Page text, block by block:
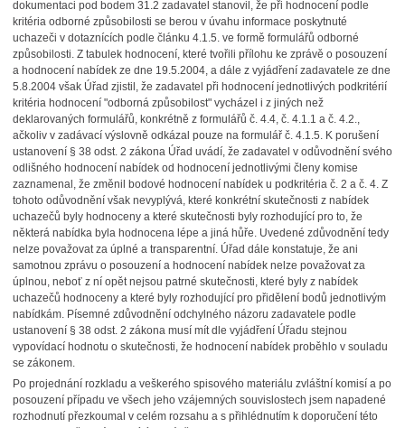
dokumentaci pod bodem 31.2 zadavatel stanovil, že při hodnocení podle
kritéria odborné způsobilosti se berou v úvahu informace poskytnuté
uchazeči v dotaznících podle článku 4.1.5. ve formě formulářů odborné
způsobilosti. Z tabulek hodnocení, které tvořili přílohu ke zprávě o posouzení
a hodnocení nabídek ze dne 19.5.2004, a dále z vyjádření zadavatele ze dne
5.8.2004 však Úřad zjistil, že zadavatel při hodnocení jednotlivých podkritérií
kritéria hodnocení "odborná způsobilost" vycházel i z jiných než
deklarovaných formulářů, konkrétně z formulářů č. 4.4, č. 4.1.1 a č. 4.2.,
ačkoliv v zadávací výslovně odkázal pouze na formulář č. 4.1.5. K porušení
ustanovení § 38 odst. 2 zákona Úřad uvádí, že zadavatel v odůvodnění svého
odlišného hodnocení nabídek od hodnocení jednotlivými členy komise
zaznamenal, že změnil bodové hodnocení nabídek u podkritéria č. 2 a č. 4. Z
tohoto odůvodnění však nevyplývá, které konkrétní skutečnosti z nabídek
uchazečů byly hodnoceny a které skutečnosti byly rozhodující pro to, že
některá nabídka byla hodnocena lépe a jiná hůře. Uvedené zdůvodnění tedy
nelze považovat za úplné a transparentní. Úřad dále konstatuje, že ani
samotnou zprávu o posouzení a hodnocení nabídek nelze považovat za
úplnou, neboť z ní opět nejsou patrné skutečnosti, které byly z nabídek
uchazečů hodnoceny a které byly rozhodující pro přidělení bodů jednotlivým
nabídkám. Písemné zdůvodnění odchylného názoru zadavatele podle
ustanovení § 38 odst. 2 zákona musí mít dle vyjádření Úřadu stejnou
vypovídací hodnotu o skutečnosti, že hodnocení nabídek proběhlo v souladu
se zákonem.
Po projednání rozkladu a veškerého spisového materiálu zvláštní komisí a po
posouzení případu ve všech jeho vzájemných souvislostech jsem napadené
rozhodnutí přezkoumal v celém rozsahu a s přihlédnutím k doporučení této